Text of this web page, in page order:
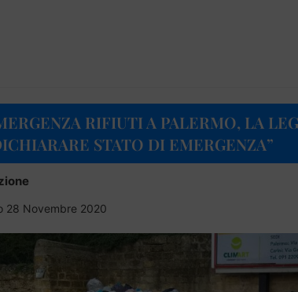
RIFIUTI A PALERMO, LA
STATO DI EMERGENZA”
28 Novembre 2020